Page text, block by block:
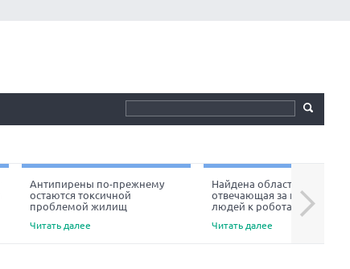
Антипирены по-прежнему
остаются токсичной
проблемой жилищ
Читать далее
Найдена область мозга,
отвечающая за неприязнь
людей к роботам
Читать далее
Next